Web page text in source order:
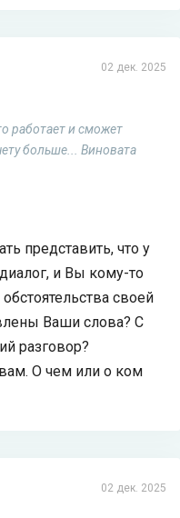
02 дек. 2025
работает и сможет
больше... Виновата
представить, что у
и Вы кому-то
своей
Ваши слова? С
разговор?
О чем или о ком
02 дек. 2025